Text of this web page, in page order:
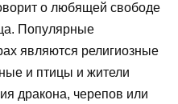
о любящей свободе
Популярные
являются религиозные
и птицы и жители
дракона, черепов или